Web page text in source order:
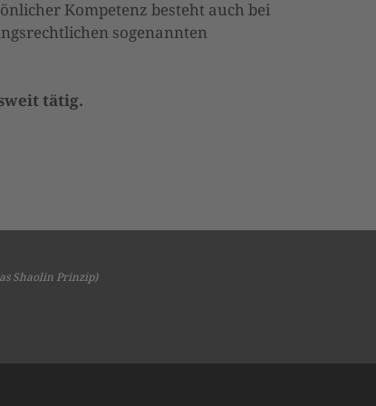
Kompetenz besteht auch bei
sogenannten
tätig.
Shaolin Prinzip)